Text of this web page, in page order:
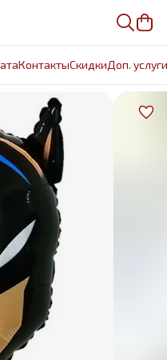
КонтактыCкидкиДоп. услуги